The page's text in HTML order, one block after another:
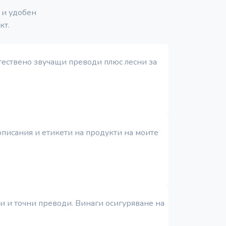
удобен
звучащи преводи плюс лесни за
и етикети на продукти на моите
и точни преводи. Винаги осигуряване на